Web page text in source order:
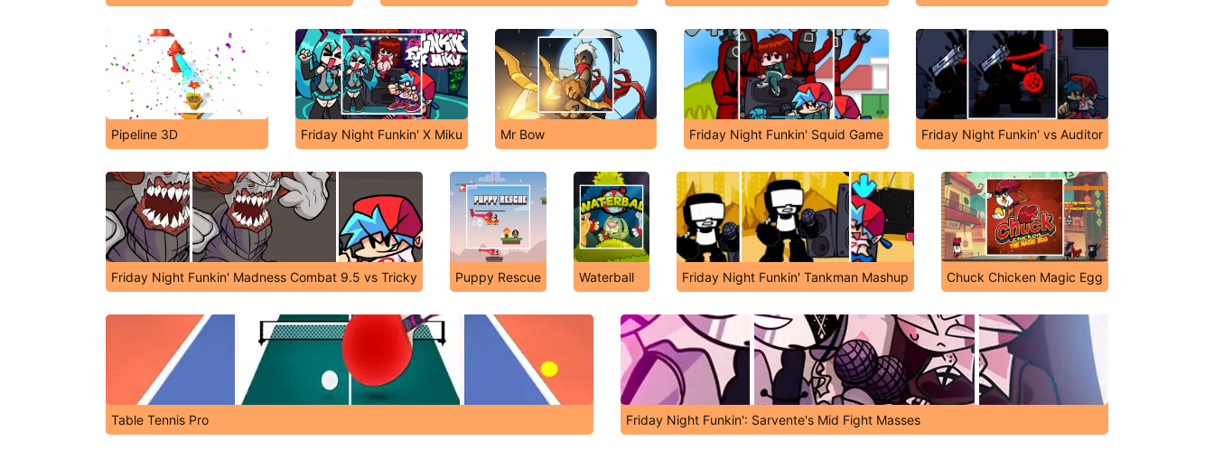
Pipeline 3D Friday Night Funkin' X Miku Mr Bow Friday Night Funkin' Squid Game Friday Night Funkin' vs Auditor
Friday Night Funkin' Madness Combat 9.5 vs Tricky Puppy Rescue Waterball Friday Night Funkin' Tankman Mashup Chuck Chicken Magic Egg
Table Tennis Pro Friday Night Funkin': Sarvente's Mid Fight Masses